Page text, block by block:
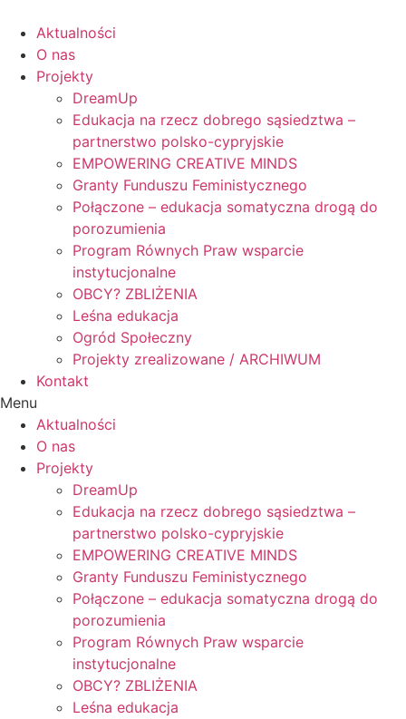
content
Aktualności
O nas
Projekty
DreamUp
Edukacja na rzecz dobrego sąsiedztwa –
partnerstwo polsko-cypryjskie
EMPOWERING CREATIVE MINDS
Granty Funduszu Feministycznego
Połączone – edukacja somatyczna drogą do
porozumienia
Program Równych Praw wsparcie
instytucjonalne
OBCY? ZBLIŻENIA
Leśna edukacja
Ogród Społeczny
Projekty zrealizowane / ARCHIWUM
Kontakt
Menu
Aktualności
O nas
Projekty
DreamUp
Edukacja na rzecz dobrego sąsiedztwa –
partnerstwo polsko-cypryjskie
EMPOWERING CREATIVE MINDS
Granty Funduszu Feministycznego
Połączone – edukacja somatyczna drogą do
porozumienia
Program Równych Praw wsparcie
instytucjonalne
OBCY? ZBLIŻENIA
Leśna edukacja